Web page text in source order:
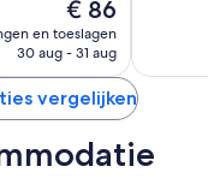
en bureaus
De
prijs
is
€ 86
en toeslagen
30 aug - 31 aug
vergelijken